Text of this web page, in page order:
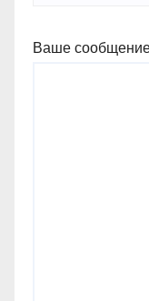
Ваше